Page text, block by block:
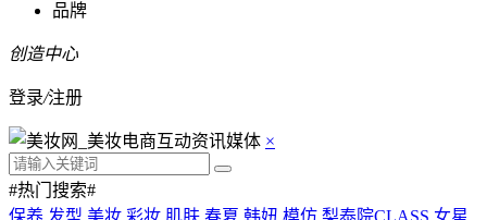
品牌
创造中心
登录/注册
×
#热门搜索#